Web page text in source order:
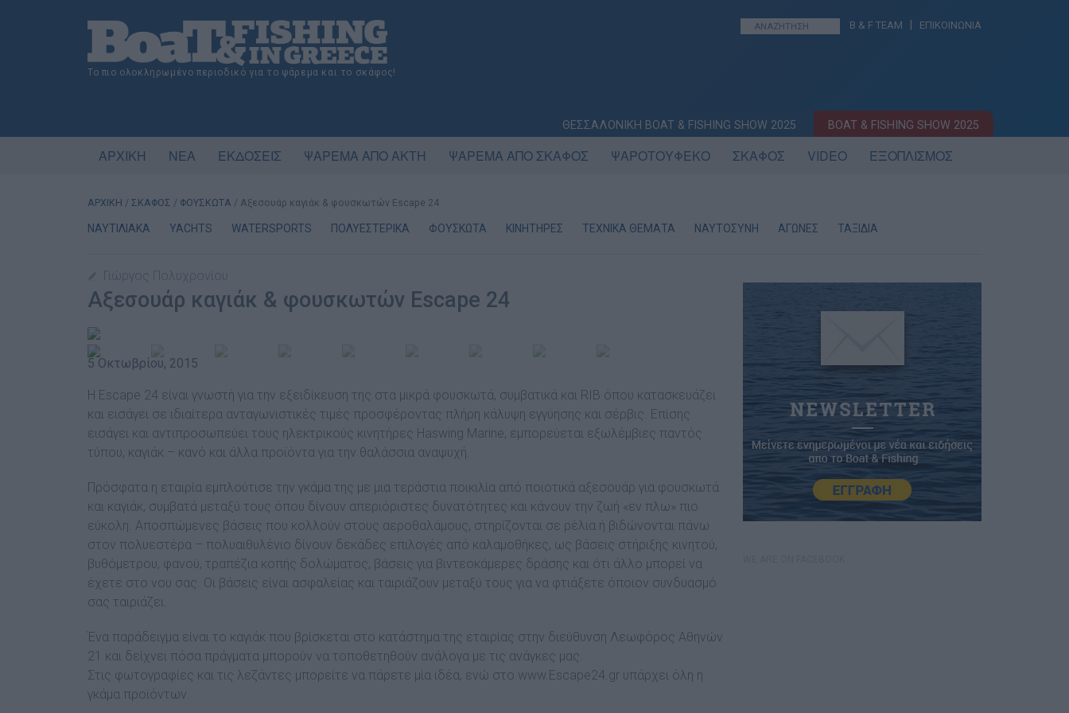
Το πιο ολοκληρωμένο περιοδικό για το ψάρεμα και το σκάφος!
B & F TEAM ΕΠΙΚΟΙΝΩΝΙΑ
ΘΕΣΣΑΛΟΝΙΚΗ BOAT & FISHING SHOW 2025 BOAT & FISHING SHOW 2025
ΑΡΧΙΚΗ ΝΕΑ ΕΚΔΟΣΕΙΣ ΨΑΡΕΜΑ ΑΠΟ ΑΚΤΗ ΨΑΡΕΜΑ ΑΠΟ ΣΚΑΦΟΣ ΨΑΡΟΤΟΥΦΕΚΟ ΣΚΑΦΟΣ VIDEO ΕΞΟΠΛΙΣΜΟΣ
ΑΡΧΙΚΗ / ΣΚΑΦΟΣ / ΦΟΥΣΚΩΤΑ / Αξεσουάρ καγιάκ & φουσκωτών Escape 24
ΝΑΥΤΙΛΙΑΚΑ YACHTS WATERSPORTS ΠΟΛΥΕΣΤΕΡΙΚΑ ΦΟΥΣΚΩΤΑ ΚΙΝΗΤΗΡΕΣ ΤΕΧΝΙΚΑ ΘΕΜΑΤΑ ΝΑΥΤΟΣΥΝΗ ΑΓΩΝΕΣ ΤΑΞΙΔΙΑ
Γιώργος Πολυχρονίου
Αξεσουάρ καγιάκ & φουσκωτών Escape 24
5 Οκτωβρίου, 2015
Η Escape 24 είναι γνωστή για την εξειδίκευση της στα µικρά φουσκωτά, συµβατικά και RIB όπου κατασκευάζει
και εισάγει σε ιδιαίτερα ανταγωνιστικές τιµές προσφέροντας πλήρη κάλυψη εγγύησης και σέρβις. Επίσης
εισάγει και αντιπροσωπεύει τους ηλεκτρικούς κινητήρες Haswing Marine, εµπορεύεται εξωλέµβιες παντός
τύπου, καγιάκ – κανό και άλλα προϊόντα για την θαλάσσια αναψυχή.
Πρόσφατα η εταιρία εµπλούτισε την γκάµα της µε µια τεράστια ποικιλία από ποιοτικά αξεσουάρ για φουσκωτά
και καγιάκ, συµβατά µεταξύ τους όπου δίνουν απεριόριστες δυνατότητες και κάνουν την ζωή «εν πλω» πιο
εύκολη. Αποσπώµενες βάσεις που κολλούν στους αεροθαλάµους, στηρίζονται σε ρέλια ή βιδώνονται πάνω
στον πολυεστέρα – πολυαιθυλένιο δίνουν δεκάδες επιλογές από καλαµοθήκες, ως βάσεις στήριξης κινητού,
βυθόµετρου, φανού, τραπέζια κοπής δολώµατος, βάσεις για βιντεοκάµερες δράσης και ότι άλλο µπορεί να
έχετε στο νου σας. Οι βάσεις είναι ασφαλείας και ταιριάζουν µεταξύ τους για να φτιάξετε όποιον συνδυασµό
σας ταιριάζει.
Ένα παράδειγµα είναι το καγιάκ που βρίσκεται στο κατάστηµα της εταιρίας στην διεύθυνση Λεωφόρος Αθηνών
21 και δείχνει πόσα πράγµατα µπορούν να τοποθετηθούν ανάλογα µε τις ανάγκες µας.
Στις φωτογραφίες και τις λεζάντες µπορείτε να πάρετε µία ιδέα, ενώ στο www.Escape24.gr υπάρχει όλη η
γκάµα προϊόντων.